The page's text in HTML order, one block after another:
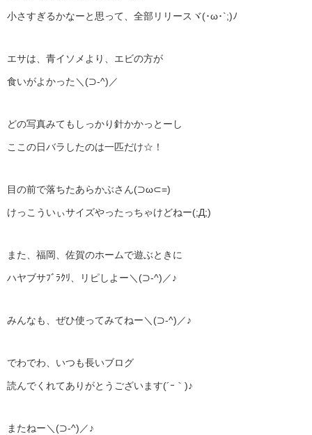
小さすぎるかなーと思って、全部リリースヾ(･ω･`;)ﾉ
エサは、青イソメより、エビの方が
食いがよかった＼(⊃‐^)／
どの写真みてもしっかり針かかっとーし
ここの日バラしたのは一匹だけ☆！
目の前で落ちたあらかぶさん(⊃ω⊂=)
けっこういぃサイズやったっちゃけどねー(;Д;)
また、福岡、佐賀のホームで遊ぶときに
ハヤブサﾌﾞﾗｸﾘ、リピしよー＼(⊃‐^)／♪
みんなも、ぜひ使ってみてねー＼(⊃‐^)／♪
でわでわ、いつも長いブログ
読んでくれてありがとうございます(´ｰ｀)♪
またねー＼(⊃‐^)／♪